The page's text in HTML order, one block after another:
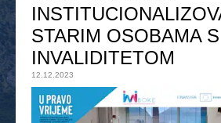
STARIM OSOBAMA S
INVALIDITETOM
12.12.2023